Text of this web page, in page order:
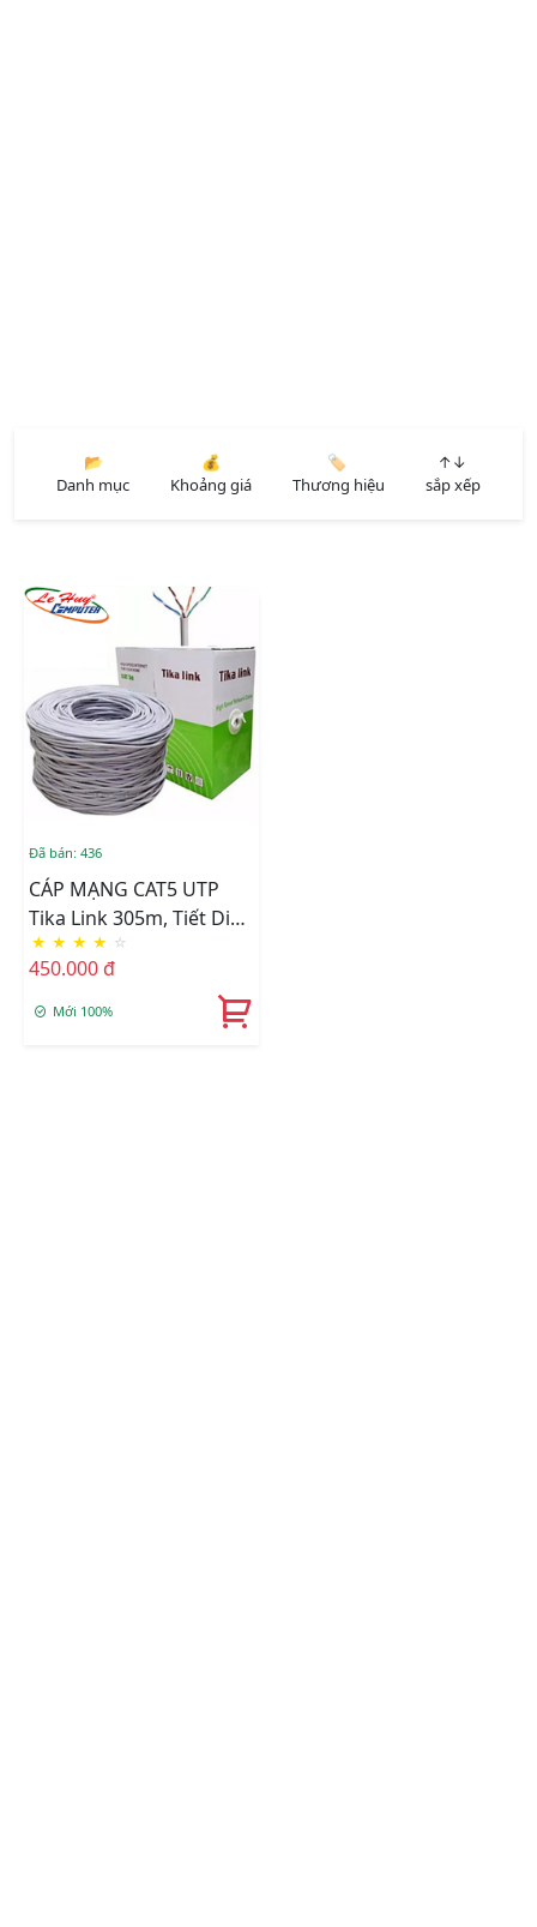
📂
Danh mục
💰
Khoảng giá
🏷️
Thương hiệu
↑↓
sắp xếp
Đã bán: 436
CÁP MẠNG CAT5 UTP
Tika Link 305m, Tiết Diện
0.42
★ ★ ★ ★ ☆
450.000 đ
Mới 100%